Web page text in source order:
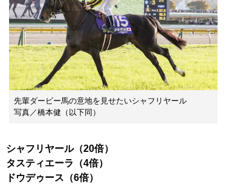
先輩ダービー馬の意地を見せたいシャフリヤール
写真／橋本健（以下同）
シャフリヤール（20倍）
タスティエーラ（4倍）
ドウデゥース（6倍）